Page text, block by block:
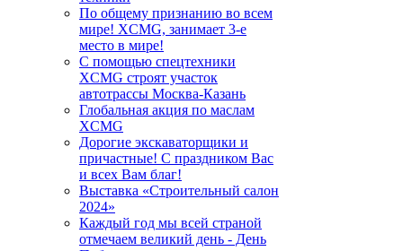
По общему признанию во всем
мире! XCMG, занимает 3-е
место в мире!
С помощью спецтехники
XCMG строят участок
автотрассы Москва-Казань
Глобальная акция по маслам
XCMG
Дорогие экскаваторщики и
причастные! С праздником Вас
и всех Вам благ!
Выставка «Строительный салон
2024»
Каждый год мы всей страной
отмечаем великий день - День